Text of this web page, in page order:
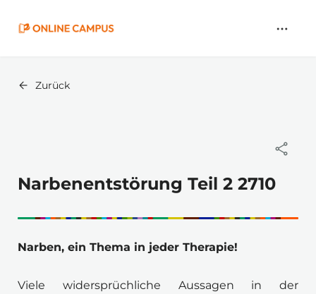
Zurück
Narbenentstörung Teil 2 2710
Narben, ein Thema in jeder Therapie!
Viele widersprüchliche Aussagen in der